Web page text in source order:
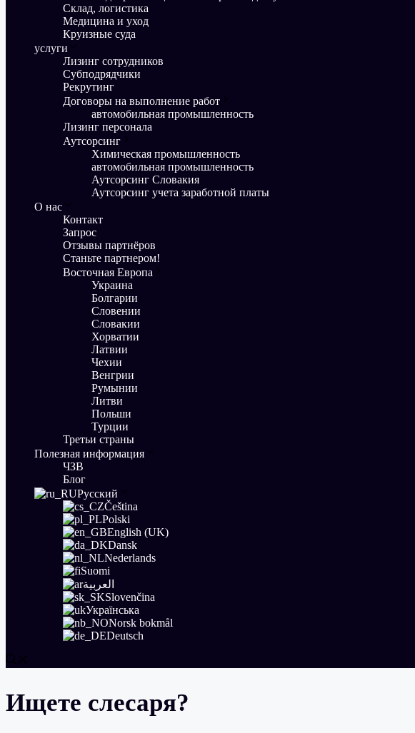
Склад, логистика
Медицина и уход
Круизные суда
услуги
Лизинг сотрудников
Субподрядчики
Рекрутинг
Договоры на выполнение работ
автомобильная промышленность
Лизинг персонала
Аутсорсинг
Химическая промышленность
автомобильная промышленность
Аутсорсинг Словакия
Аутсорсинг учета заработной платы
О нас
Контакт
Запрос
Отзывы партнёров
Станьте партнером!
Восточная Европа
Украина
Болгарии
Словении
Словакии
Хорватии
Латвии
Чехии
Венгрии
Румынии
Литви
Польши
Турции
Третьи страны
Полезная информация
ЧЗВ
Блог
Русский
Čeština
Polski
English (UK)
Dansk
Nederlands
Suomi
العربية
Slovenčina
Українська
Norsk bokmål
Deutsch
Ищете слесаря?